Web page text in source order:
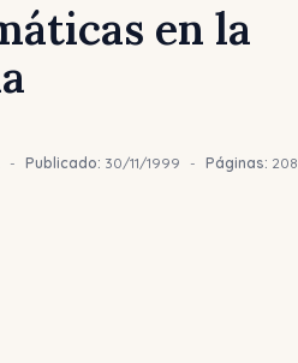
en la
- Publicado: 30/11/1999 - Páginas: 208